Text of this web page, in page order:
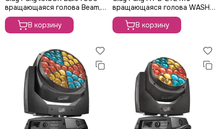
вращающаяся голова Beam,
110Вт
В корзину
вращающаяся голова WASH,
760Вт
В корзину